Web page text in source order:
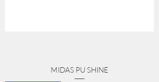
MIDAS PU SHINE